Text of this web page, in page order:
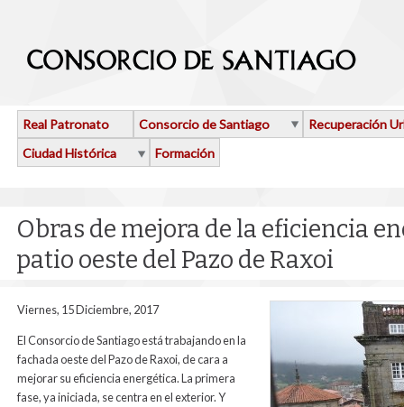
Real Patronato Consorcio de Santiago
Recuperación
Ciudad Histórica
Formación
Obras de mejora de la eficiencia
patio oeste del Pazo de Raxoi
Viernes, 15 Diciembre, 2017
El Consorcio de Santiago está trabajando en la
fachada oeste del Pazo de Raxoi, de cara a
mejorar su eficiencia energética. La primera
fase, ya iniciada, se centra en el exterior. Y